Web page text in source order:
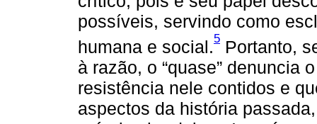
possíveis, servindo como
humana e social.5 Portanto,
à razão, o “quase” denuncia
resistência nele contidos e
aspectos da história